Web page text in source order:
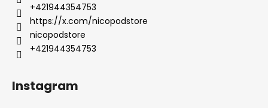
+421944354753
https://x.com/nicopodstore
nicopodstore
+421944354753
Instagram